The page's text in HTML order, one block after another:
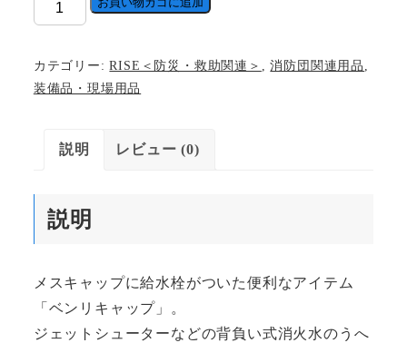
BENRI
CAP[給
栓
ス
ャ
ッ
プ]
カテゴリー:RISE＜防災・救助関連＞ ,消防団関連用品
装備品・現場用品
説明 レビュー (0)
説明
メスキャップに給水栓がついた便利なアイテム
「ベンリキャップ」。
ジェットシューターなどの背負い式消火水のうへ